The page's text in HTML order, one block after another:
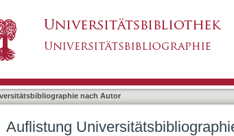
nach Autor
Auflistung